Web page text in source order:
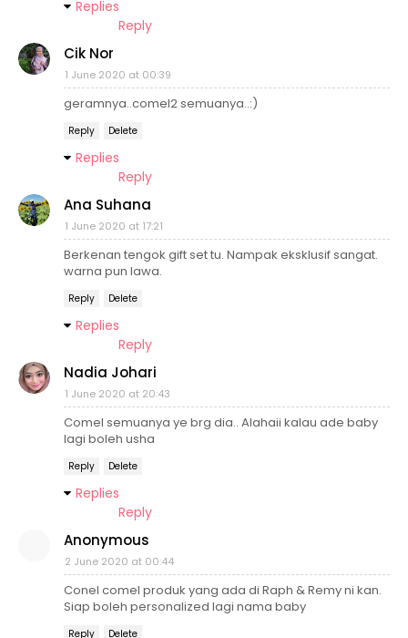
Replies
Reply
Cik Nor
1 June 2020 at 00:39
geramnya..comel2 semuanya..:)
Reply Delete
Replies
Reply
Ana Suhana
1 June 2020 at 17:21
Berkenan tengok gift set tu. Nampak eksklusif sangat.
warna pun lawa.
Reply Delete
Replies
Reply
Nadia Johari
1 June 2020 at 20:43
Comel semuanya ye brg dia.. Alahaii kalau ade baby
lagi boleh usha
Reply Delete
Replies
Reply
Anonymous
2 June 2020 at 00:44
Conel comel produk yang ada di Raph & Remy ni kan.
Siap boleh personalized lagi nama baby
Reply Delete